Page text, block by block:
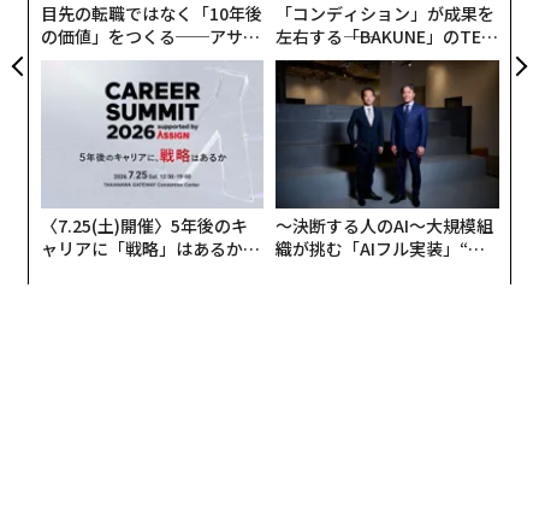
目先の転職ではなく「10年後
の価値」をつくる──アサイ
ンの長期伴走型支援とは
「コンディション」が成果を
左右する――「BAKUNE」のTEN
TIALが支える「挑戦者の明
日」
〈7.25(土)開催〉5年後のキ
ャリアに「戦略」はあるか。
〜決断する人のAI〜大規模組
織が挑む「AIフル実装」“使